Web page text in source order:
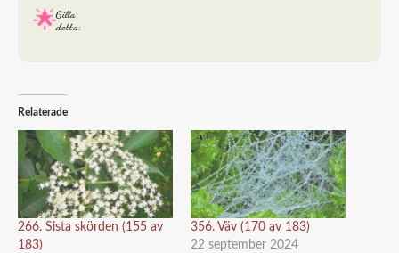
Gilla
detta:
Relaterade
266. Sista skörden (155 av
183)
356. Väv (170 av 183)
22 september 2024